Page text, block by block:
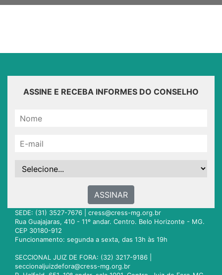
ASSINE E RECEBA INFORMES DO CONSELHO
ASSINAR
SEDE: (31) 3527-7676 | cress@cress-mg.org.br
Rua Guajajaras, 410 - 11º andar. Centro. Belo Horizonte - MG.
CEP 30180-912
Funcionamento: segunda a sexta, das 13h às 19h
SECCIONAL JUIZ DE FORA: (32) 3217-9186 |
seccionaljuizdefora@cress-mg.org.br